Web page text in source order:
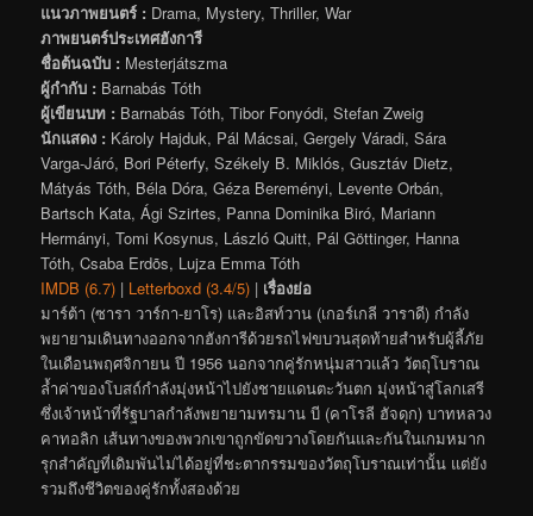
แนวภาพยนตร์ : Drama, Mystery, Thriller, War
ภาพยนตร์ประเทศฮังการี
ชื่อต้นฉบับ : Mesterjátszma
ผู้กำกับ : Barnabás Tóth
ผู้เขียนบท : Barnabás Tóth, Tibor Fonyódi, Stefan Zweig
นักแสดง : Károly Hajduk, Pál Mácsai, Gergely Váradi, Sára
Varga-Járó, Bori Péterfy, Székely B. Miklós, Gusztáv Dietz,
Mátyás Tóth, Béla Dóra, Géza Bereményi, Levente Orbán,
Bartsch Kata, Ági Szirtes, Panna Dominika Biró, Mariann
Hermányi, Tomi Kosynus, László Quitt, Pál Göttinger, Hanna
Tóth, Csaba Erdõs, Lujza Emma Tóth
IMDB (6.7) | Letterboxd (3.4/5) | เรื่องย่อ
มาร์ต้า (ซารา วาร์กา-ยาโร) และอิสท์วาน (เกอร์เกลี วาราดี) กำลัง
พยายามเดินทางออกจากฮังการีด้วยรถไฟขบวนสุดท้ายสำหรับผู้ลี้ภัย
ในเดือนพฤศจิกายน ปี 1956 นอกจากคู่รักหนุ่มสาวแล้ว วัตถุโบราณ
ล้ำค่าของโบสถ์กำลังมุ่งหน้าไปยังชายแดนตะวันตก มุ่งหน้าสู่โลกเสรี
ซึ่งเจ้าหน้าที่รัฐบาลกำลังพยายามทรมาน บี (คาโรลี ฮัจดุก) บาทหลวง
คาทอลิก เส้นทางของพวกเขาถูกขัดขวางโดยกันและกันในเกมหมาก
รุกสำคัญที่เดิมพันไม่ได้อยู่ที่ชะตากรรมของวัตถุโบราณเท่านั้น แต่ยัง
รวมถึงชีวิตของคู่รักทั้งสองด้วย